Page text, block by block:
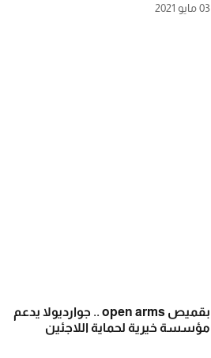
03 مايو 2021
بقميص open arms .. جوارديولا يدعم
مؤسسة خيرية لحماية اللاجئين